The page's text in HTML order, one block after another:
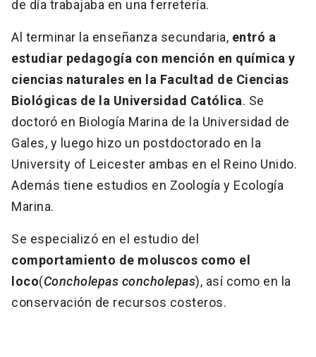
Personal
Alumni launch
Padres y familia
Admisión launch
Mi Cuenta UC launch
Correo UC launch
Mi Portal UC launch
Medios Biblioteca
Donaciones launch
de día trabajaba en una ferretería.
Al terminar la enseñanza secundaria, entró a
estudiar pedagogía con mención en química y
ciencias naturales en la Facultad de Ciencias
Biológicas de la Universidad Católica. Se
doctoró en Biología Marina de la Universidad de
Gales, y luego hizo un postdoctorado en la
University of Leicester ambas en el Reino Unido.
Además tiene estudios en Zoología y Ecología
Marina.
‌Se especializó en el estudio del
comportamiento de moluscos como el
loco(Concholepas concholepas), así como en la
conservación de recursos costeros.